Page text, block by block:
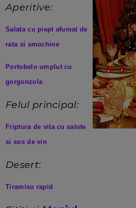
Aperitive:
Salata cu piept afumat de
rata si smochine
Portobelo umplut cu
gorgonzola
Felul principal:
Friptura de vita cu salote
si sos de vin
Desert:
Tiramisu rapid